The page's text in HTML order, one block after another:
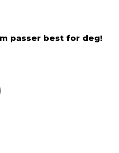
passer best for deg!